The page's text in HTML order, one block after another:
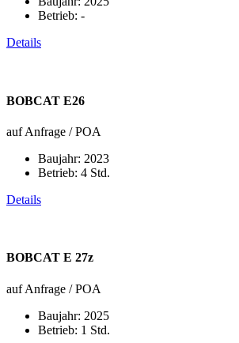
Betrieb: -
Details
BOBCAT E26
auf Anfrage / POA
Baujahr: 2023
Betrieb: 4 Std.
Details
BOBCAT E 27z
auf Anfrage / POA
Baujahr: 2025
Betrieb: 1 Std.